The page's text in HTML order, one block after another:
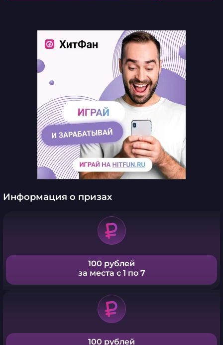
Информация о призах
100 рублей
за места с 1 по 7
100 рублей